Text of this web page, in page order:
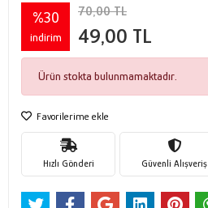
%30
indirim
70,00 TL
49,00 TL
Ürün stokta bulunmamaktadır.
Favorilerime ekle
Hızlı Gönderi Güvenli Alışveriş